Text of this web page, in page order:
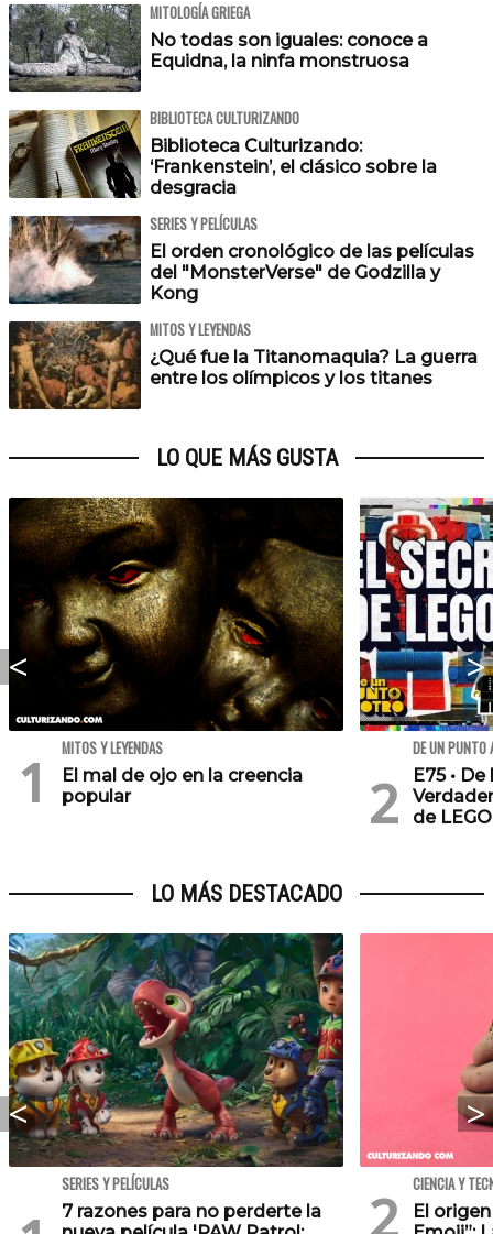
MITOLOGÍA GRIEGA
No todas son iguales: conoce a
Equidna, la ninfa monstruosa
BIBLIOTECA CULTURIZANDO
Biblioteca Culturizando:
‘Frankenstein’, el clásico sobre la
desgracia
SERIES Y PELÍCULAS
El orden cronológico de las películas
del "MonsterVerse" de Godzilla y
Kong
MITOS Y LEYENDAS
¿Qué fue la Titanomaquia? La guerra
entre los olímpicos y los titanes
LO QUE MÁS GUSTA
MITOS Y LEYENDAS
El mal de ojo en la creencia
popular
DE UN PUNTO
E75 •
de
LO MÁS DESTACADO
SERIES Y PELÍCULAS
7 razones para no perderte la
CIENCIA Y
El